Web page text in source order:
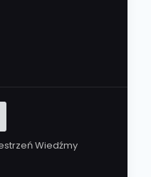
Wiedźmy